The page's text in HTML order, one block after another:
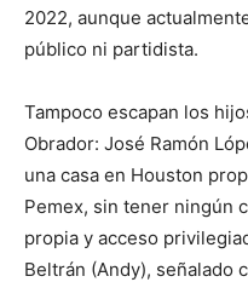
2022, aunque
público ni partidista.
Tampoco escapan los
Obrador: José Ramón
una casa en Houston
Pemex, sin tener ningún
propia y acceso
Beltrán (Andy), señalado